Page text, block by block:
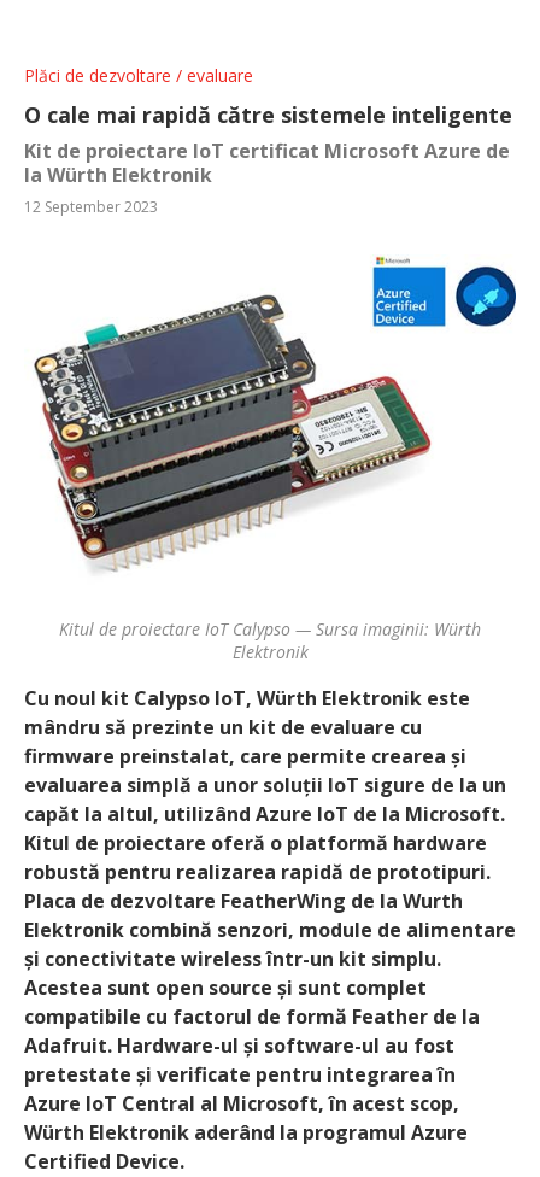
Plăci de dezvoltare / evaluare
O cale mai rapidă către sistemele inteligente
Kit de proiectare IoT certificat Microsoft Azure de
la Würth Elektronik
12 September 2023
Kitul de proiectare IoT Calypso — Sursa imaginii: Würth
Elektronik
Cu noul kit Calypso IoT, Würth Elektronik este
mândru să prezinte un kit de evaluare cu
firmware preinstalat, care permite crearea și
evaluarea simplă a unor soluții IoT sigure de la un
capăt la altul, utilizând Azure IoT de la Microsoft.
Kitul de proiectare oferă o platformă hardware
robustă pentru realizarea rapidă de prototipuri.
Placa de dezvoltare FeatherWing de la Wurth
Elektronik combină senzori, module de alimentare
și conectivitate wireless într-un kit simplu.
Acestea sunt open source și sunt complet
compatibile cu factorul de formă Feather de la
Adafruit. Hardware-ul și software-ul au fost
pretestate și verificate pentru integrarea în
Azure IoT Central al Microsoft, în acest scop,
Würth Elektronik aderând la programul Azure
Certified Device.